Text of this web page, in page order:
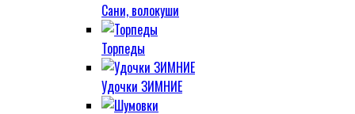
Сани, волокуши
Торпеды
Удочки ЗИМНИЕ